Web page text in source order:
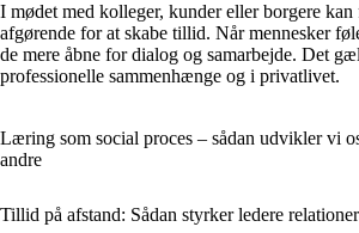
I mødet med kolleger, kunder eller borgere
afgørende for at skabe tillid. Når mennesker
de mere åbne for dialog og samarbejde. Det
professionelle sammenhænge og i privatlivet.
Læring som social proces – sådan udvikler vi
andre
Tillid på afstand: Sådan styrker ledere